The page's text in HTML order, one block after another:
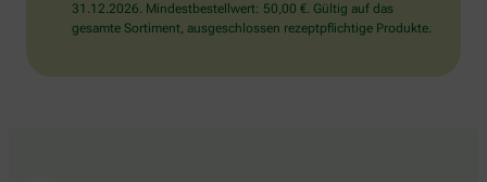
31.12.2026. Mindestbestellwert: 50,00 €. Gültig auf das
gesamte Sortiment, ausgeschlossen rezeptpflichtige Produkte.